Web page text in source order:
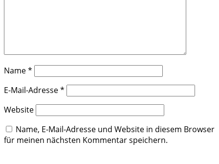
Name*
E-Mail-Adresse*
Website
Name, E-Mail-Adresse und Website in diesem Browser
für meinen nächsten Kommentar speichern.